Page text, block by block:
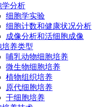
学分析
细胞学实验
细胞计数和健康状况分析
成像分析和活细胞成像
培养类型
哺乳动物细胞培养
微生物细胞培养
植物组织培养
原代细胞培养
干细胞培养